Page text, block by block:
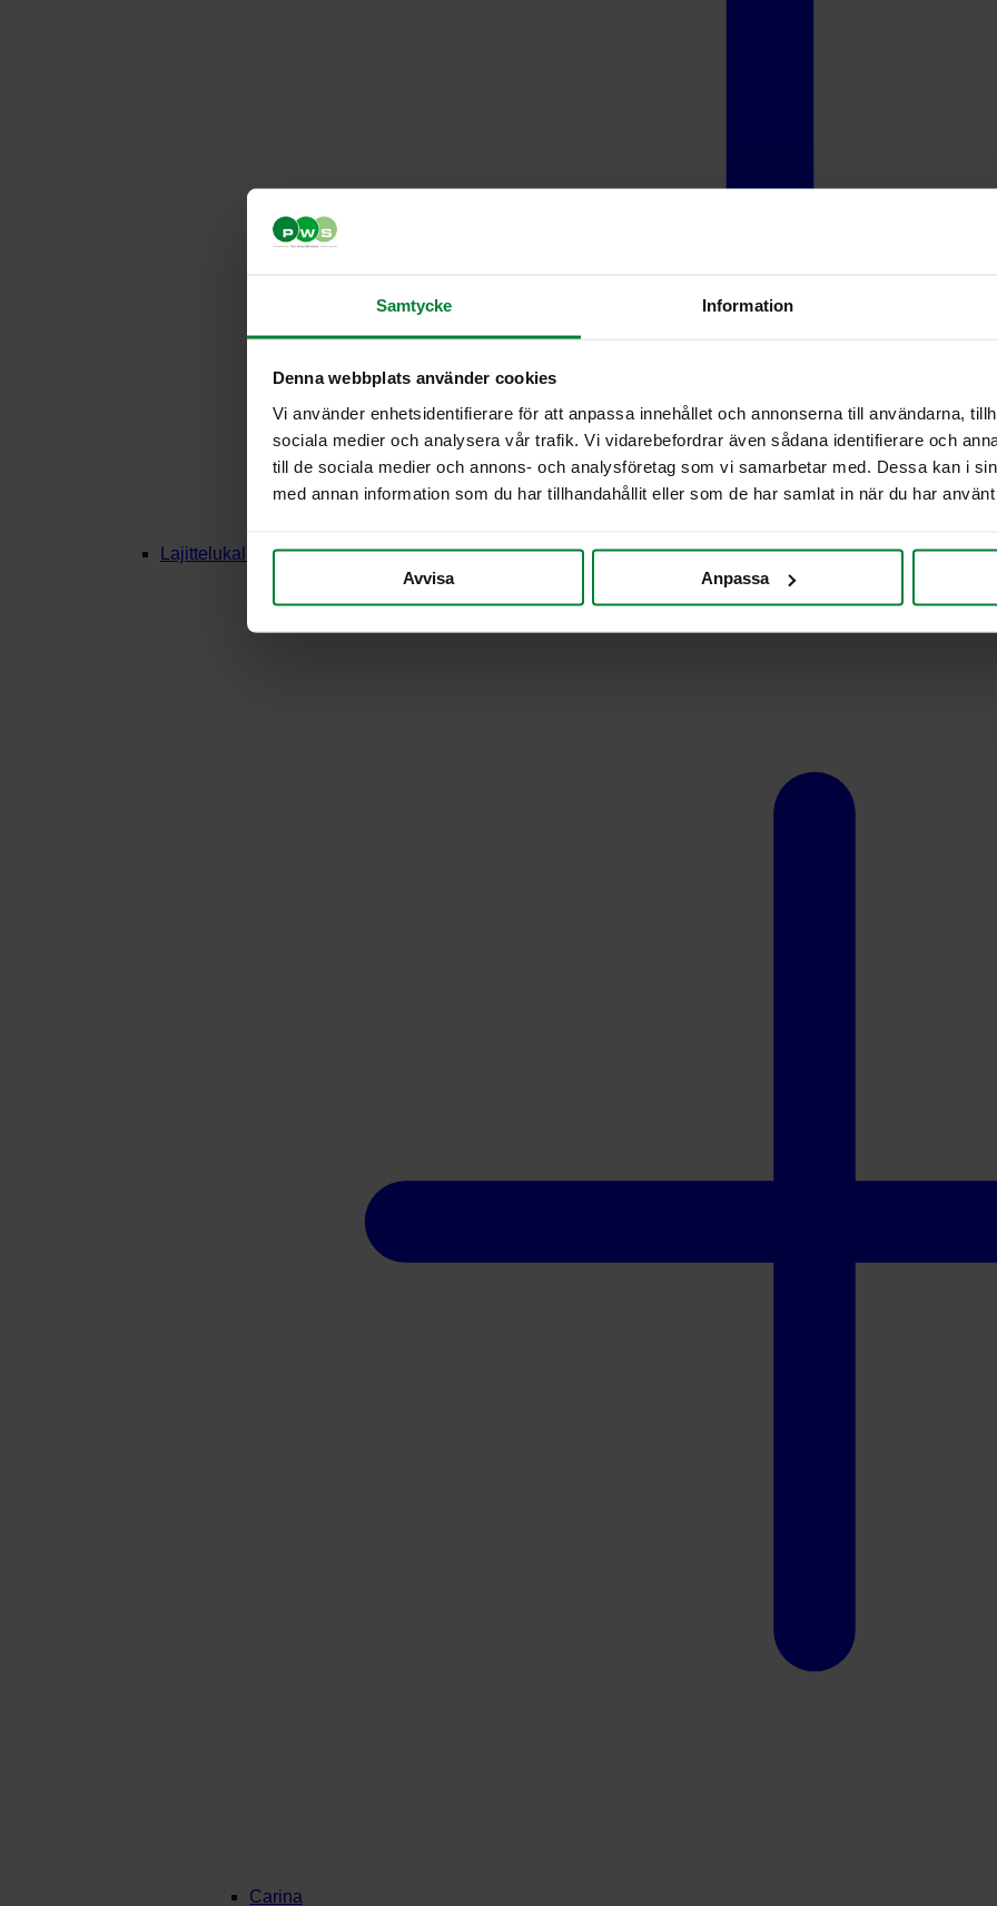
Samtycke Information
Denna webbplats använder cookies
Vi använder enhetsidentifierare för att anpassa innehållet och annonserna till användarna,
sociala medier och analysera vår trafik. Vi vidarebefordrar även sådana identifierare och
till de sociala medier och annons- och analysföretag som vi samarbetar med. Dessa kan i
med annan information som du har tillhandahållit eller som de har samlat in när du har
Avvisa Anpassa
Lajittelukalusteet Puu
Carina